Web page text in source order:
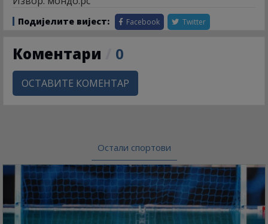
Подијелите вијест: Facebook Twitter
Коментари 0
ОСТАВИТЕ КОМЕНТАР
Остали спортови